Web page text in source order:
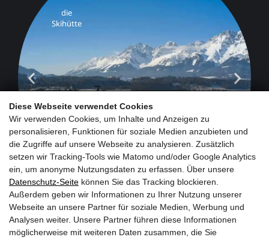
Diese Webseite verwendet Cookies
Wir verwenden Cookies, um Inhalte und Anzeigen zu
personalisieren, Funktionen für soziale Medien anzubieten und
die Zugriffe auf unsere Webseite zu analysieren. Zusätzlich
setzen wir Tracking-Tools wie Matomo und/oder Google Analytics
ein, um anonyme Nutzungsdaten zu erfassen. Über unsere
Datenschutz-Seite können Sie das Tracking blockieren.
Außerdem geben wir Informationen zu Ihrer Nutzung unserer
Webseite an unsere Partner für soziale Medien, Werbung und
Analysen weiter. Unsere Partner führen diese Informationen
möglicherweise mit weiteren Daten zusammen, die Sie